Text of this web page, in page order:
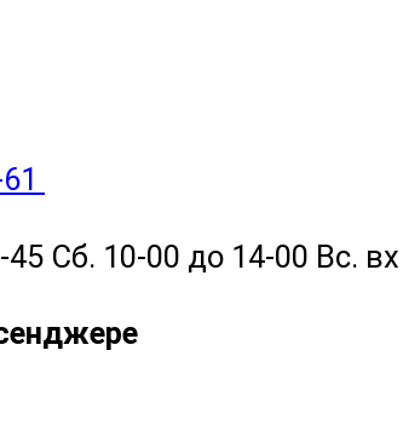
Сб. 10-00 до 14-00 Вс. вх